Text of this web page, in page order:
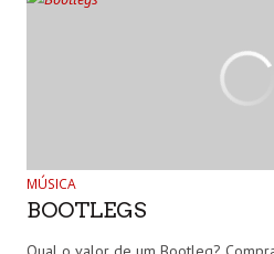
MÚSICA
BOOTLEGS